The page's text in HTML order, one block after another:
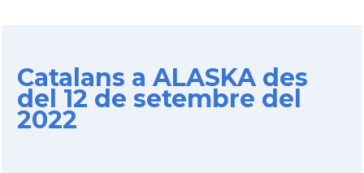
Catalans a ALASKA des
del 12 de setembre del
2022